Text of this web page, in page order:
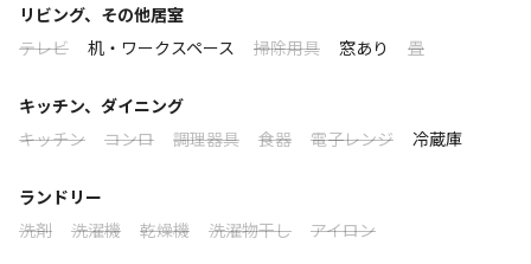
✅ ペット不可
✅ 「docomo」の電波あり
リビング、その他居室
テレビ
机・ワークスペース 掃除用具 窓あり 畳
キッチン、ダイニング
キッチン
コンロ 調理器具 食器 電子レンジ 冷蔵庫
ランドリー
洗剤
洗濯機 乾燥機 洗濯物干し アイロン
高台 湖
雰囲気